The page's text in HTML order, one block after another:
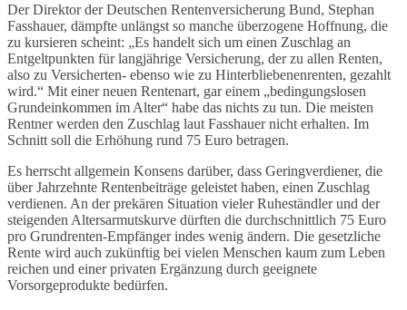
Der Direktor der Deutschen Rentenversicherung Bund, Stephan
Fasshauer, dämpfte unlängst so manche überzogene Hoffnung, die
zu kursieren scheint: „Es handelt sich um einen Zuschlag an
Entgeltpunkten für langjährige Versicherung, der zu allen Renten,
also zu Versicherten- ebenso wie zu Hinterbliebenenrenten, gezahlt
wird.“ Mit einer neuen Rentenart, gar einem „bedingungslosen
Grundeinkommen im Alter“ habe das nichts zu tun. Die meisten
Rentner werden den Zuschlag laut Fasshauer nicht erhalten. Im
Schnitt soll die Erhöhung rund 75 Euro betragen.
Es herrscht allgemein Konsens darüber, dass Geringverdiener, die
über Jahrzehnte Rentenbeiträge geleistet haben, einen Zuschlag
verdienen. An der prekären Situation vieler Ruheständler und der
steigenden Altersarmutskurve dürften die durchschnittlich 75 Euro
pro Grundrenten-Empfänger indes wenig ändern. Die gesetzliche
Rente wird auch zukünftig bei vielen Menschen kaum zum Leben
reichen und einer privaten Ergänzung durch geeignete
Vorsorgeprodukte bedürfen.